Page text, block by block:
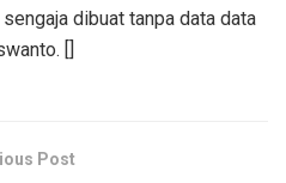
dibuat tanpa data data
[]
Post